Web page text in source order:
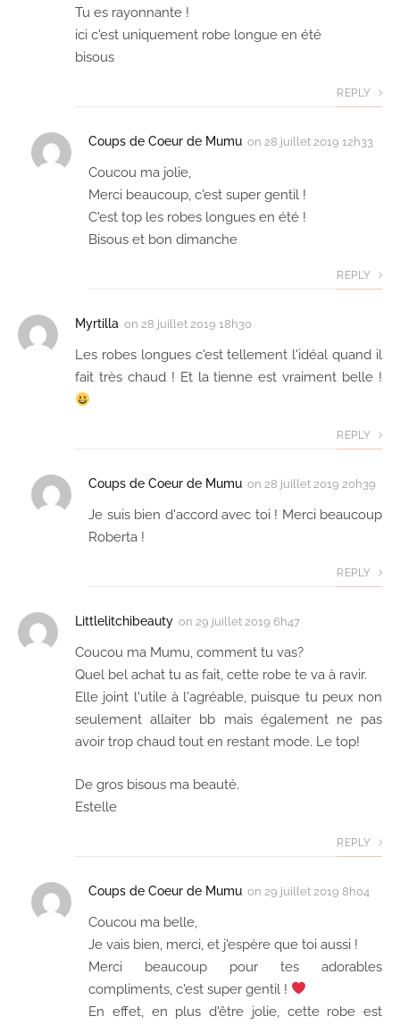
Tu es rayonnante !
ici c'est uniquement robe longue en été
bisous
REPLY
Coups de Coeur de Mumu on 28 juillet 2019 12h33
Coucou ma jolie,
Merci beaucoup, c'est super gentil !
C'est top les robes longues en été !
Bisous et bon dimanche
REPLY
Myrtilla on 28 juillet 2019 18h30
Les robes longues c'est tellement l'idéal quand il
fait très chaud ! Et la tienne est vraiment belle !
REPLY
Coups de Coeur de Mumu on 28 juillet 2019 20h39
Je suis bien d'accord avec toi ! Merci beaucoup
Roberta !
REPLY
Littlelitchibeauty on 29 juillet 2019 6h47
Coucou ma Mumu, comment tu vas?
Quel bel achat tu as fait, cette robe te va à ravir.
Elle joint l'utile à l'agréable, puisque tu peux non
seulement allaiter bb mais également ne pas
avoir trop chaud tout en restant mode. Le top!
De gros bisous ma beauté.
Estelle
REPLY
Coups de Coeur de Mumu on 29 juillet 2019 8h04
Coucou ma belle,
Je vais bien, merci, et j'espère que toi aussi !
Merci beaucoup pour tes adorables
compliments, c'est super gentil !
En effet, en plus d'être jolie, cette robe est